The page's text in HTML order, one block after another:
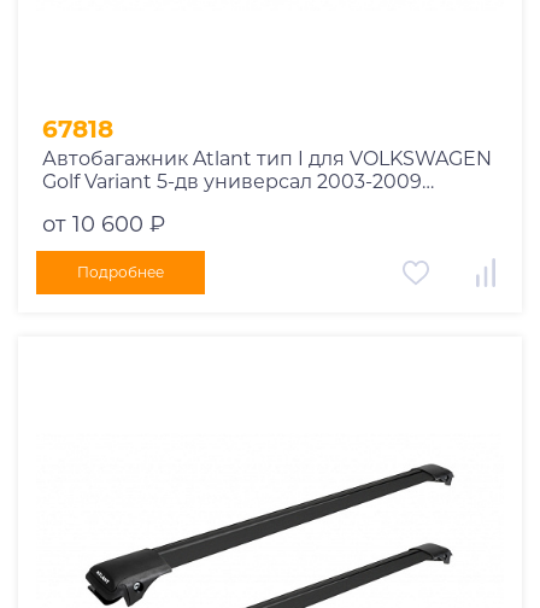
67818
Автобагажник Atlant тип I для VOLKSWAGEN
Golf Variant 5-дв универсал 2003-2009
10002+11114+11118
от 10 600 ₽
Подробнее